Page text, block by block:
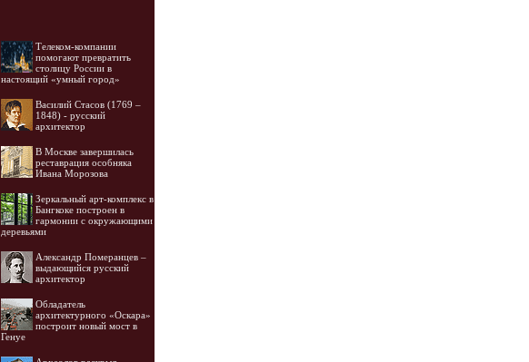
Телеком-компании
помогают превратить
столицу России в
настоящий «умный город»
Василий Стасов (1769 –
1848) - русский
архитектор
В Москве завершилась
реставрация особняка
Ивана Морозова
Зеркальный арт-комплекс в
Бангкоке построен в
гармонии с окружающими
деревьями
Александр Померанцев –
выдающийся русский
архитектор
Обладатель
архитектурного «Оскара»
построит новый мост в
Генуе